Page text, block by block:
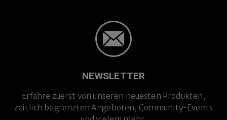
NEWSLETTER
Erfahre zuerst von unseren neuesten Produkten,
zeitlich begrenzten Angeboten, Community-Events